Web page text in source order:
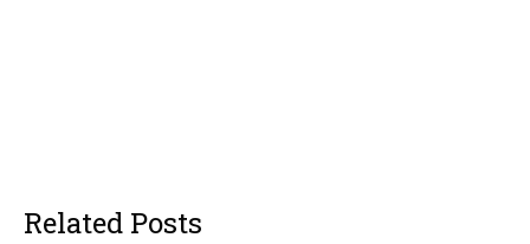
Related Posts